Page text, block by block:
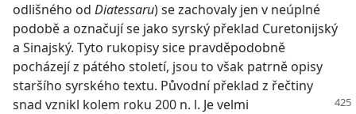
odlišného od Diatessaru) se zachovaly jen v neúplné
podobě a označují se jako syrský překlad Curetonijský
a Sinajský. Tyto rukopisy sice pravděpodobně
pocházejí z pátého století, jsou to však patrně opisy
staršího syrského textu. Původní překlad z řečtiny
snad vznikl kolem roku 200 n. l. Je velmi